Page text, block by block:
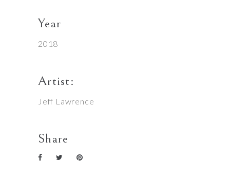
Year
2018
Artist:
Jeff Lawrence
Share